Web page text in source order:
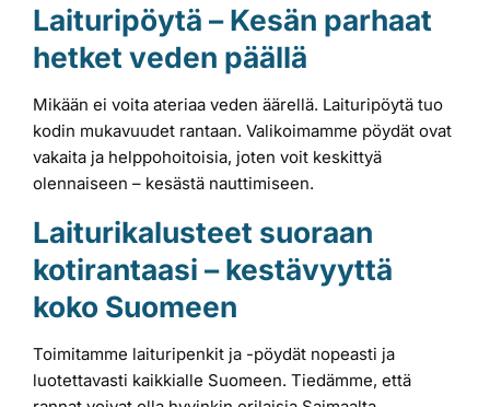
Laituripöytä – Kesän parhaat
hetket veden päällä
Mikään ei voita ateriaa veden äärellä. Laituripöytä tuo
kodin mukavuudet rantaan. Valikoimamme pöydät ovat
vakaita ja helppohoitoisia, joten voit keskittyä
olennaiseen – kesästä nauttimiseen.
Laiturikalusteet suoraan
kotirantaasi – kestävyyttä
koko Suomeen
Toimitamme laituripenkit ja -pöydät nopeasti ja
luotettavasti kaikkialle Suomeen. Tiedämme, että